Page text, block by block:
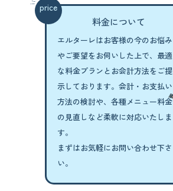
price
料金について
エルターレはお客様の今のお悩み
やご要望をお伺いした上で、最適
な料金プランと お会計方法をご提
示しております。 会計・お支払い
方法の検討や、各種メニュー料金
の見直しなど柔軟に対応いたしま
す。
まずはお気軽にお問い合わせ下さ
い。